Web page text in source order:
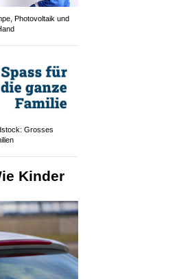
Photovoltaik und
Grosses
Kinder